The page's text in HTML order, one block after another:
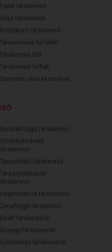
Fiatal társkereső
30as társkereső
Középkorú társkereső
Társkeresés 50 felett
Társkereső nők
Társkereső férfiak
Szerelem első keresésre
Sorozatfüggő társkereső
Színházkedvelő
társkereső
Táncoslábú társkereső
Társasjátékozós
társkereső
Vegetáriánus társkereső
Zenefüggő társkereső
Elvált társkeresők
Özvegy társkeresők
Gyermekes társkeresők